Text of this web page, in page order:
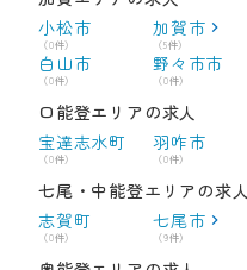
小松市
（0件）
加賀市
（5件）
白山市
（0件）
野々市市
（0件）
口能登エリアの求人
宝達志水町
（0件）
羽咋市
（0件）
七尾・中能登エリアの求人
志賀町
（0件）
七尾市
（9件）